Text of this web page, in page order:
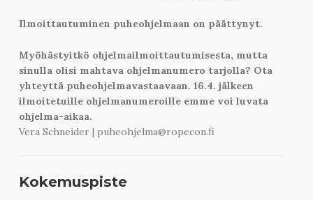
Ilmoittautuminen puheohjelmaan on päättynyt.
Myöhästyitkö ohjelmailmoittautumisesta, mutta
sinulla olisi mahtava ohjelmanumero tarjolla? Ota
yhteyttä puheohjelmavastaavaan. 16.4. jälkeen
ilmoitetuille ohjelmanumeroille emme voi luvata
ohjelma-aikaa.
Vera Schneider | puheohjelma@ropecon.fi
Kokemuspiste